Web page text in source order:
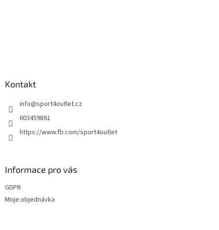
Kontakt
info@sport4outlet.cz
603459861
https://www.fb.com/sport4outlet
Informace pro vás
GDPR
Moje objednávka